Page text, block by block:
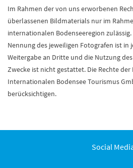
Im Rahmen der von uns erworbenen
überlassenen Bildmaterials nur im
internationalen Bodenseeregion
Nennung des jeweiligen Fotografen ist in
Weitergabe an Dritte und die Nutzung
Zwecke ist nicht gestattet. Die Rechte
Internationalen Bodensee Tourismus
berücksichtigen.
Social